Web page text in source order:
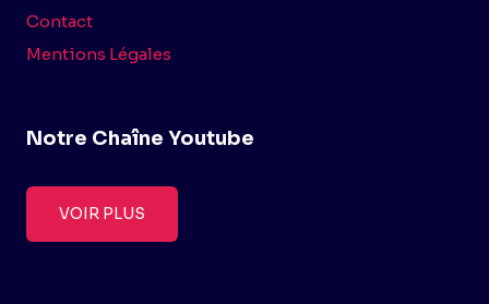
Contact
Mentions Légales
Notre Chaîne Youtube
VOIR PLUS